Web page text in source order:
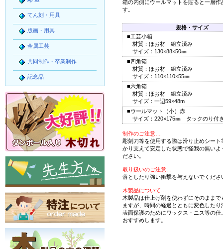
箱の内側にウールマットを貼ると一層作
す。
規格・サイズ
■工芸小箱
材質：ほお材 組立済み
サイズ：130×88×50㎜
■四角箱
材質：ほお材 組立済み
サイズ：110×110×55㎜
■六角箱
材質：ほお材 組立済み
サイズ：一辺59×48m
■ウールマット（小）赤
サイズ：220×175㎜ タックのり付
制作のご注意…
彫刻刀等を使用する際は滑り止めシート
かり支えて安定した状態で怪我の無いよ
ださい。
取り扱いのご注意…
落としたり強い衝撃を与えないでくださ
木製品について…
木製品は仕上げ剤を使わずにそのままで
ますが、時間の経過とともに変色した
表面保護のためにワックス・ニス等の仕
おすすめします。
てん刻・用具
版画・用具
金属工芸
共同制作・卒業制作
記念品